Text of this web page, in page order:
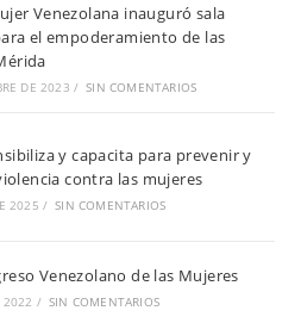
Venezolana inauguró sala
el empoderamiento de las
DE 2023 / SIN COMENTARIOS
y capacita para prevenir y
contra las mujeres
2025 / SIN COMENTARIOS
Venezolano de las Mujeres
2022 / SIN COMENTARIOS